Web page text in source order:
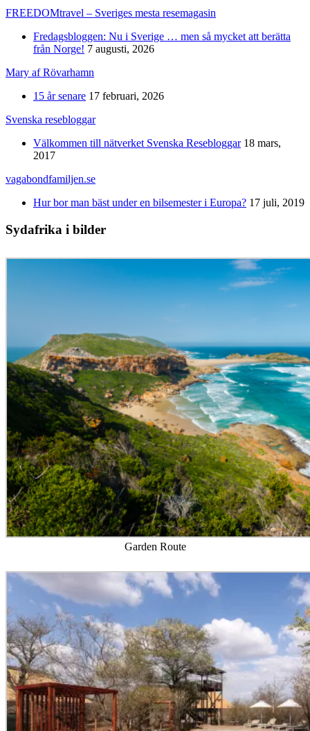
FREEDOMtravel – Sveriges mesta resemagasin
Fredagsbloggen: Nu i Sverige … men så mycket att berätta
från Norge! 7 augusti, 2026
Mary af Rövarhamn
15 år senare 17 februari, 2026
Svenska resebloggar
Välkommen till nätverket Svenska Resebloggar 18 mars,
2017
vagabondfamiljen.se
Hur bor man bäst under en bilsemester i Europa? 17 juli, 2019
Sydafrika i bilder
Garden Route